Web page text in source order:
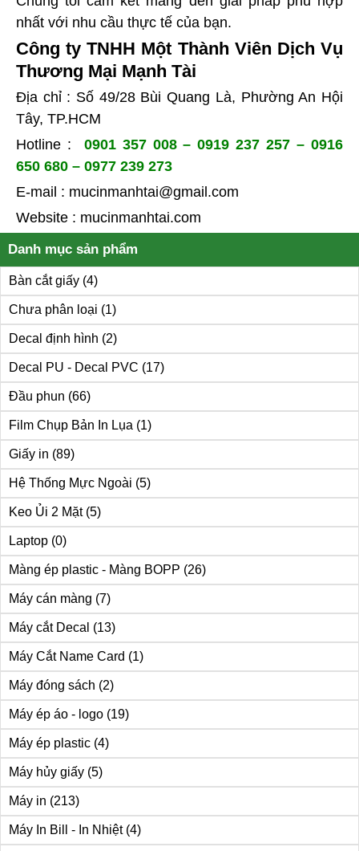
Danh mục sản phẩm
Bàn cắt giấy (4)
Chưa phân loại (1)
Decal định hình (2)
Decal PU - Decal PVC (17)
Đầu phun (66)
Film Chụp Bản In Lụa (1)
Giấy in (89)
Hệ Thống Mực Ngoài (5)
Keo Ủi 2 Mặt (5)
Laptop (0)
Màng ép plastic - Màng BOPP (26)
Máy cán màng (7)
Máy cắt Decal (13)
Máy Cắt Name Card (1)
Máy đóng sách (2)
Máy ép áo - logo (19)
Máy ép plastic (4)
Máy hủy giấy (5)
Máy in (213)
Máy In Bill - In Nhiệt (4)
nhất với nhu cầu thực tế của bạn.
Công ty TNHH Một Thành Viên Dịch Vụ
Thương Mại Mạnh Tài
Địa chỉ : Số 49/28 Bùi Quang Là, Phường An Hội
Tây, TP.HCM
Hotline : 0901 357 008 – 0919 237 257 – 0916
650 680 – 0977 239 273
E-mail : mucinmanhtai@gmail.com
Website : mucinmanhtai.com